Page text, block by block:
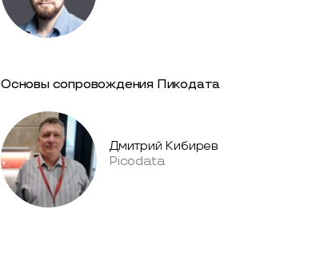
Основы сопровождения Пикодата
Дмитрий Кибирев
Picodata